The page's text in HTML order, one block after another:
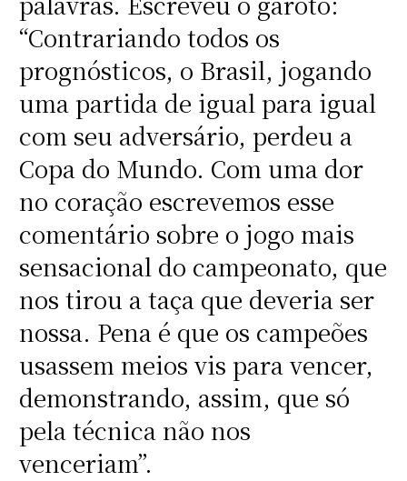
“Contrariando todos os
prognósticos, o Brasil, jogando
uma partida de igual para igual
com seu adversário, perdeu a
Copa do Mundo. Com uma dor
no coração escrevemos esse
comentário sobre o jogo mais
sensacional do campeonato, que
nos tirou a taça que deveria ser
nossa. Pena é que os campeões
usassem meios vis para vencer,
demonstrando, assim, que só
pela técnica não nos
venceriam”.